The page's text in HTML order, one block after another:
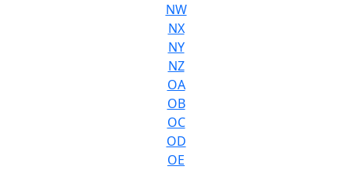
NW
NX
NY
NZ
OA
OB
OC
OD
OE